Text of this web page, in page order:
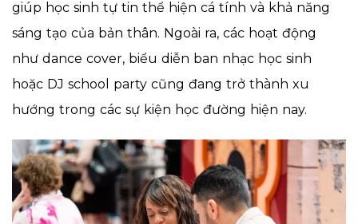
giúp học sinh tự tin thể hiện cá tính và khả năng
sáng tạo của bản thân. Ngoài ra, các hoạt động
như dance cover, biểu diễn ban nhạc học sinh
hoặc DJ school party cũng đang trở thành xu
hướng trong các sự kiện học đường hiện nay.